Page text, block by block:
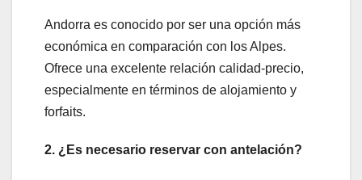
Andorra es conocido por ser una opción más
económica en comparación con los Alpes.
Ofrece una excelente relación calidad-precio,
especialmente en términos de alojamiento y
forfaits.
2. ¿Es necesario reservar con antelación?